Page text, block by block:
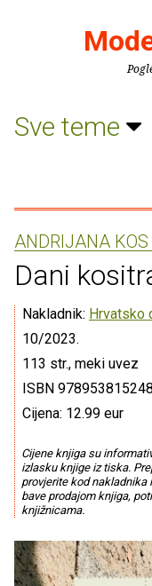
Sve teme
ANDRIJANA
Dani
Nakladnik: Hrvatsko
10/2023.
113 str., meki uvez
ISBN
Cijena: 12.99 eur
Cijene knjiga su
izlasku knjige iz tiska.
provjerite kod nakladnika
bave prodajom knjiga,
knjižnicama.